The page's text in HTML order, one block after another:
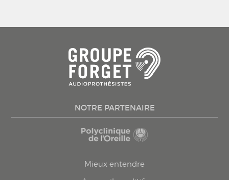
NOTRE PARTENAIRE
Mieux entendre